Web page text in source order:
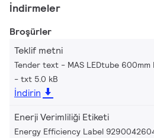
İndirmeler
Broşürler
Teklif metni
Tender text - MAS LEDtube 600mm
txt 5.0 kB
İndirin
Enerji Verimliliği Etiketi
Energy Efficiency Label